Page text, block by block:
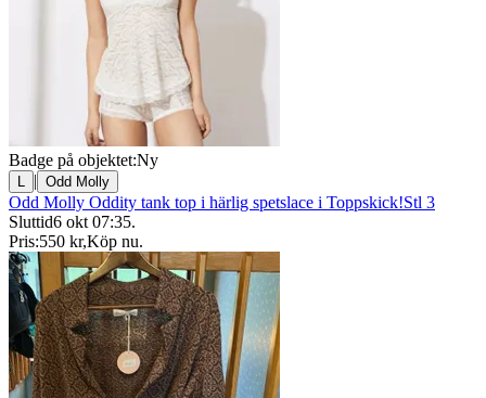
Badge på objektet:Ny
L | Odd Molly
Odd Molly Oddity tank top i härlig spetslace i Toppskick!Stl 3
Sluttid6 okt 07:35.
Pris:550 kr,Köp nu.